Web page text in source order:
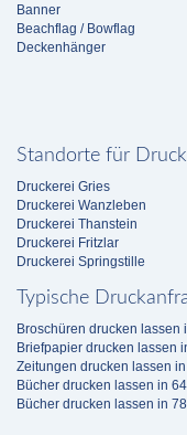
Banner
Beachflag / Bowflag
Deckenhänger
Standorte für
Druckerei Gries
Druckerei Wanzleben
Druckerei Thanstein
Druckerei Fritzlar
Druckerei Springstille
Typische
Broschüren drucken lassen
Briefpapier drucken lassen
Zeitungen drucken lassen
Bücher drucken lassen in
Bücher drucken lassen in